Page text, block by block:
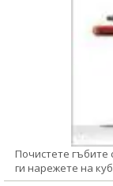
Почистете гъбите
ги нарежете на